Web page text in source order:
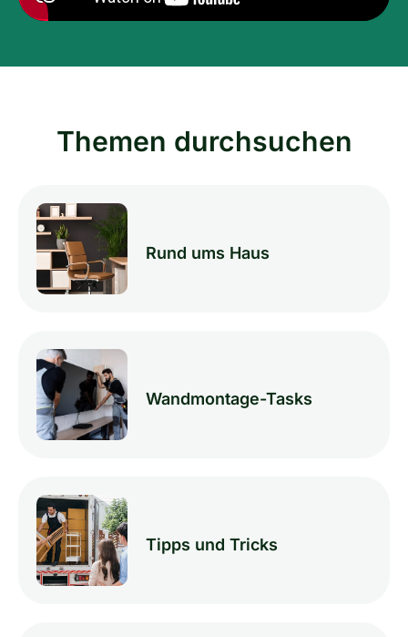
Themen durchsuchen
Rund ums Haus
Wandmontage-Tasks
Tipps und Tricks